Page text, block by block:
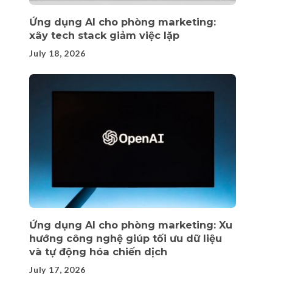
Ứng dụng AI cho phòng marketing:
xây tech stack giảm việc lặp
July 18, 2026
Ứng dụng AI cho phòng marketing: Xu
hướng công nghệ giúp tối ưu dữ liệu
và tự động hóa chiến dịch
July 17, 2026